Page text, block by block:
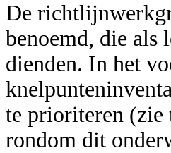
De
benoemd, die als
dienden. In het
te prioriteren (zie
rondom dit